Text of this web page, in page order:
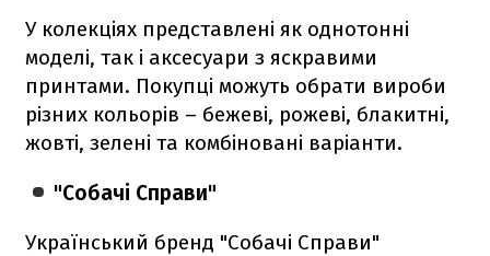
У колекціях представлені як однотонні
моделі, так і аксесуари з яскравими
принтами. Покупці можуть обрати вироби
різних кольорів – бежеві, рожеві, блакитні,
жовті, зелені та комбіновані варіанти.
"Собачі Справи"
Український бренд "Собачі Справи"